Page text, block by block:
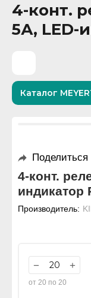
4-конт.
5А, LED-
Каталог
Поделиться
4-конт.
индикатор
Производитель:
− +
от 20 по 20